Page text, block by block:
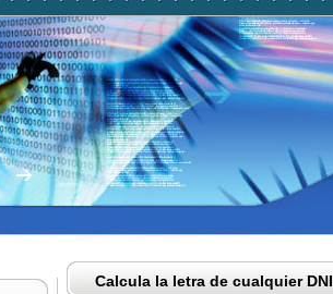
Calcula la letra de cualquier DNI